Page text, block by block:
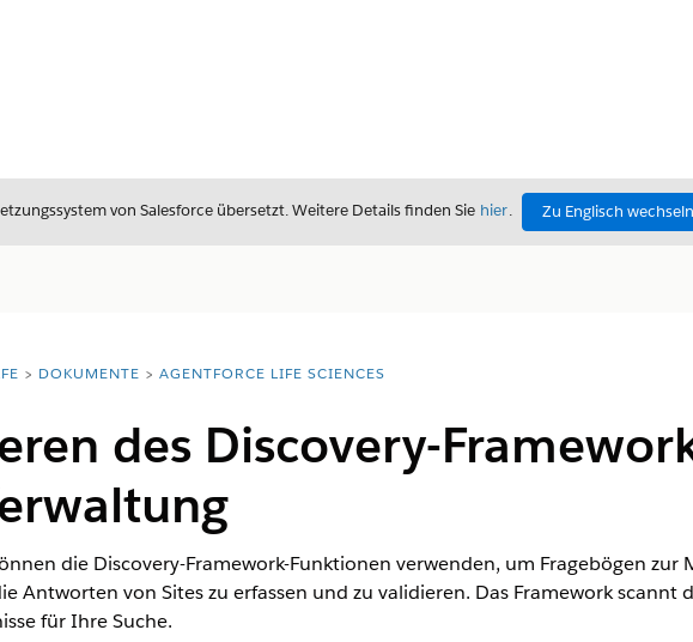
von Salesforce übersetzt. Weitere Details finden Sie hier. Zu Englisch wechseln
hier:
DOKUMENTE AGENTFORCE LIFE SCIENCES
des Discovery-
die Discovery-Framework-Funktionen verwenden, um Fragebögen zur
Antworten von Sites zu erfassen und zu validieren. Das Framework
für Ihre Suche.